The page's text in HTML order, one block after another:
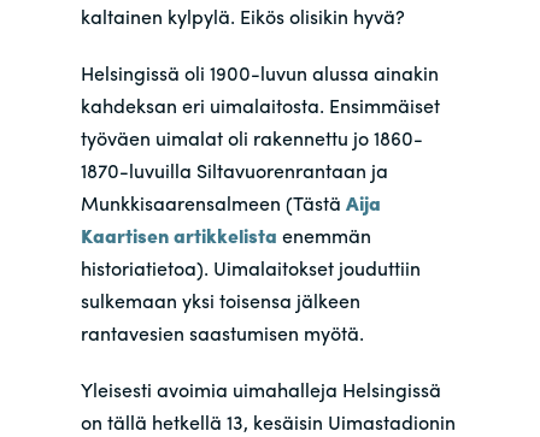
kaltainen kylpylä. Eikös olisikin hyvä?
Helsingissä oli 1900-luvun alussa ainakin
kahdeksan eri uimalaitosta. Ensimmäiset
työväen uimalat oli rakennettu jo 1860-
1870-luvuilla Siltavuorenrantaan ja
Munkkisaarensalmeen (TästäAija
Kaartisen artikkelista enemmän
historiatietoa). Uimalaitokset jouduttiin
sulkemaan yksi toisensa jälkeen
rantavesien saastumisen myötä.
Yleisesti avoimia uimahalleja Helsingissä
on tällä hetkellä 13, kesäisin Uimastadionin